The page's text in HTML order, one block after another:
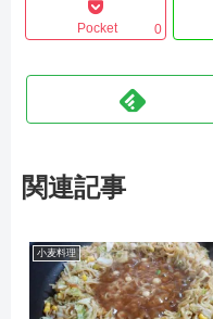
Pocket 0
関連記事
小麦料理